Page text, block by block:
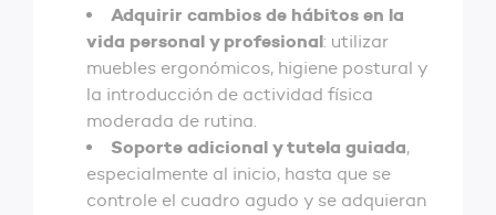
Adquirir cambios de hábitos en la
vida personal y profesional: utilizar
muebles ergonómicos, higiene postural y
la introducción de actividad física
moderada de rutina.
Soporte adicional y tutela guiada,
especialmente al inicio, hasta que se
controle el cuadro agudo y se adquieran